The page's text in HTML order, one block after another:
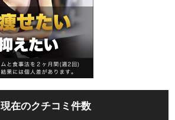
現在のクチコミ件数